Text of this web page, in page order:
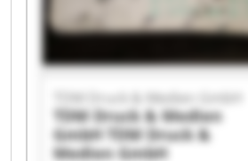
TDM Druck & Medien GmbH
TDM Druck & Medien
GmbH TDM Druck &
Medien GmbH